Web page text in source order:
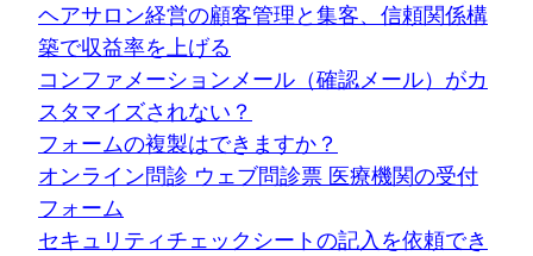
ヘアサロン経営の顧客管理と集客、信頼関係構
築で収益率を上げる
コンファメーションメール（確認メール）がカ
スタマイズされない？
フォームの複製はできますか？
オンライン問診 ウェブ問診票 医療機関の受付
フォーム
セキュリティチェックシートの記入を依頼でき